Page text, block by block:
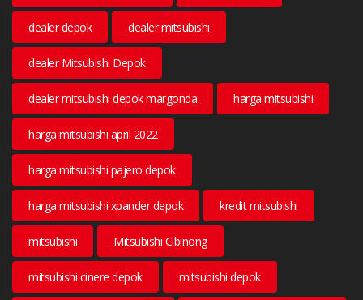
dealer depok dealer mitsubishi
dealer Mitsubishi Depok
dealer mitsubishi depok margonda harga mitsubishi
harga mitsubishi april 2022
harga mitsubishi pajero depok
harga mitsubishi xpander depok kredit mitsubishi
mitsubishi Mitsubishi Cibinong
mitsubishi cinere depok mitsubishi depok